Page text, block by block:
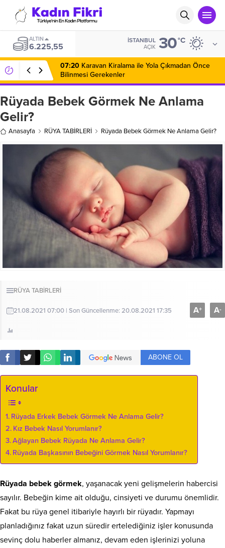
ALTIN
6.225,55
İSTANBUL
AÇIK 30°C
07:20 Karavan Kiralama ile Yola Çıkmadan Önce
Bilinmesi Gerekenler
Rüyada Bebek Görmek Ne Anlama
Gelir?
Anasayfa RÜYA TABİRLERİ Rüyada Bebek Görmek Ne Anlama Gelir?
RÜYA TABİRLERİ
21.08.2021 07:00 | Son Güncellenme: 20.08.2021 17:35 A+ A-
ABONE OL
Konular
Rüyada Erkek Bebek Görmek Ne Anlama Gelir?
Kız Bebek Nasıl Yorumlanır?
Ağlayan Bebek Rüyada Ne Anlama Gelir?
Rüyada Başkasının Bebeğini Görmek Nasıl Yorumlanır?
Rüyada bebek görmek, yaşanacak yeni gelişmelerin habercisi
sayılır. Bebeğin kime ait olduğu, cinsiyeti ve durumu önemlidir.
Fakat bu rüya genel itibariyle hayırlı bir rüyadır. Yapmayı
planladığınız fakat uzun süredir ertelediğiniz işler konusunda
sevinç dolu haberler almanız, devam eden işlerinizi yoluna